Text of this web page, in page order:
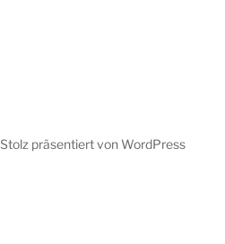
Stolz präsentiert von WordPress